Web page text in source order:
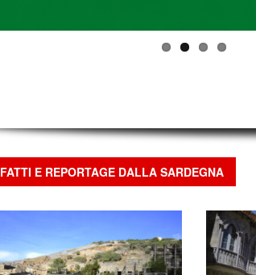
FATTI E REPORTAGE DALLA SARDEGNA